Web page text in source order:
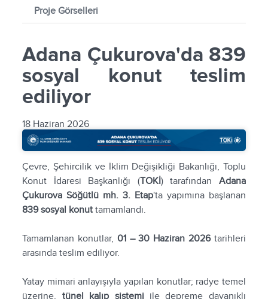
Proje Görselleri
Adana Çukurova'da 839
sosyal konut teslim
ediliyor
18 Haziran 2026
Çevre, Şehircilik ve İklim Değişikliği Bakanlığı, Toplu
Konut İdaresi Başkanlığı (TOKİ) tarafından Adana
Çukurova Söğütlü mh. 3. Etap'ta yapımına başlanan
839 sosyal konut tamamlandı.
Tamamlanan konutlar, 01 – 30 Haziran 2026tarihleri
arasında teslim ediliyor.
Yatay mimari anlayışıyla yapılan konutlar; radye temel
üzerine, tünel kalıp sistemiile depreme dayanıklı